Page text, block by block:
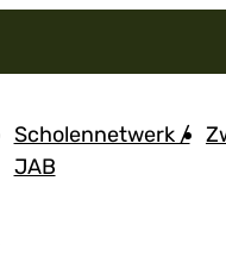
Scholennetwerk /
JAB